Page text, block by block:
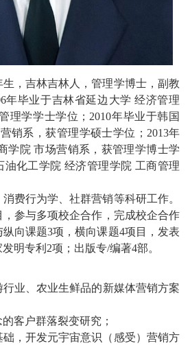
生，吉林吉林人，管理学博士， 副教
年毕业于吉林省延边大学 经济管理
理学学士学位； 2010年毕业于韩国
销系，获管理学硕士学位； 2013年
学院 市场营销系，获管理学博士学
油化工学院 经济管理学院 工商管理
费行为学、社群营销等科研工作。
，参与多项校企合作 ， 完成校企合作
纵向课题3项 ，横向课题4项目， 发表
明专利 2项 ； 出版专/编著4部。
业、农业生鲜品的新媒体营销方案
的客户群落裂变研究；
，开发元宇宙意识（感受） 营销方